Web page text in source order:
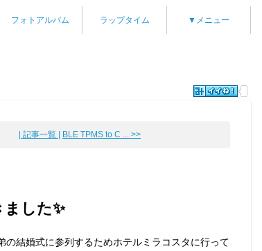
フォトアルバム ラップタイム ▼メニュー
| 記事一覧 | BLE TPMS to C ... >>
した✨
の結婚式に参列するためホテルミラコスタに行って